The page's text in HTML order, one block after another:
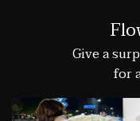
Give a
for